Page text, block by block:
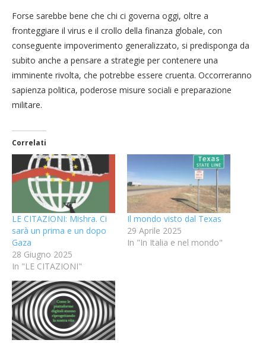
Forse sarebbe bene che chi ci governa oggi, oltre a
fronteggiare il virus e il crollo della finanza globale, con
conseguente impoverimento generalizzato, si predisponga da
subito anche a pensare a strategie per contenere una
imminente rivolta, che potrebbe essere cruenta. Occorreranno
sapienza politica, poderose misure sociali e preparazione
militare.
Correlati
LE CITAZIONI: Mishra. Ci
sarà un prima e un dopo
Gaza
28 Giugno 2025
In "LE CITAZIONI"
Il mondo visto dal Texas
29 Aprile 2025
In "In Italia e nel mondo"